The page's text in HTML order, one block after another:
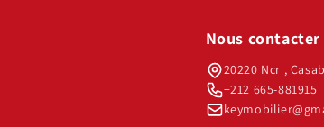
Nous contacter
20220 Ncr ,
+212 665-881915